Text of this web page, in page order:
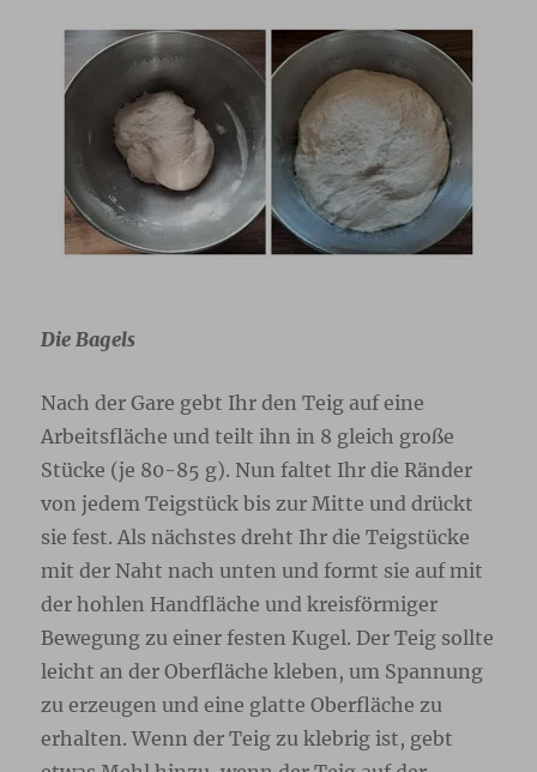
Die Bagels
Nach der Gare gebt Ihr den Teig auf eine
Arbeitsfläche und teilt ihn in 8 gleich große
Stücke (je 80-85 g). Nun faltet Ihr die Ränder
von jedem Teigstück bis zur Mitte und drückt
sie fest. Als nächstes dreht Ihr die Teigstücke
mit der Naht nach unten und formt sie auf mit
der hohlen Handfläche und kreisförmiger
Bewegung zu einer festen Kugel. Der Teig sollte
leicht an der Oberfläche kleben, um Spannung
zu erzeugen und eine glatte Oberfläche zu
erhalten. Wenn der Teig zu klebrig ist, gebt